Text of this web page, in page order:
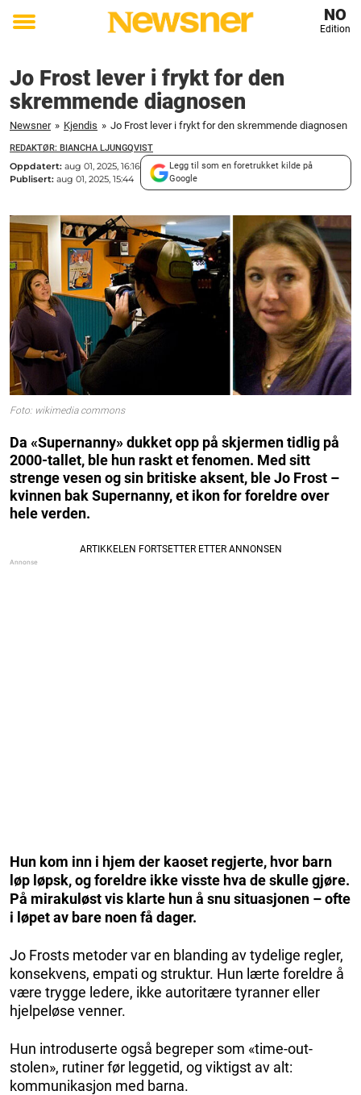
Toggle
NO
Edition
Jo Frost lever i frykt for den
skremmende diagnosen
Newsner » Kjendis » Jo Frost lever i frykt for den skremmende diagnosen
REDAKTØR: BIANCHA LJUNGQVIST
Oppdatert: aug 01, 2025, 16:16
Publisert: aug 01, 2025, 15:44
Legg til som en foretrukket kilde på
Google
Foto: wikimedia commons
Da «Supernanny» dukket opp på skjermen tidlig på
2000-tallet, ble hun raskt et fenomen. Med sitt
strenge vesen og sin britiske aksent, ble Jo Frost –
kvinnen bak Supernanny, et ikon for foreldre over
hele verden.
Hun kom inn i hjem der kaoset regjerte, hvor barn
løp løpsk, og foreldre ikke visste hva de skulle gjøre.
På mirakuløst vis klarte hun å snu situasjonen – ofte
i løpet av bare noen få dager.
Jo Frosts metoder var en blanding av tydelige regler,
konsekvens, empati og struktur. Hun lærte foreldre å
være trygge ledere, ikke autoritære tyranner eller
hjelpeløse venner.
Hun introduserte også begreper som «time-out-
stolen», rutiner før leggetid, og viktigst av alt:
kommunikasjon med barna.